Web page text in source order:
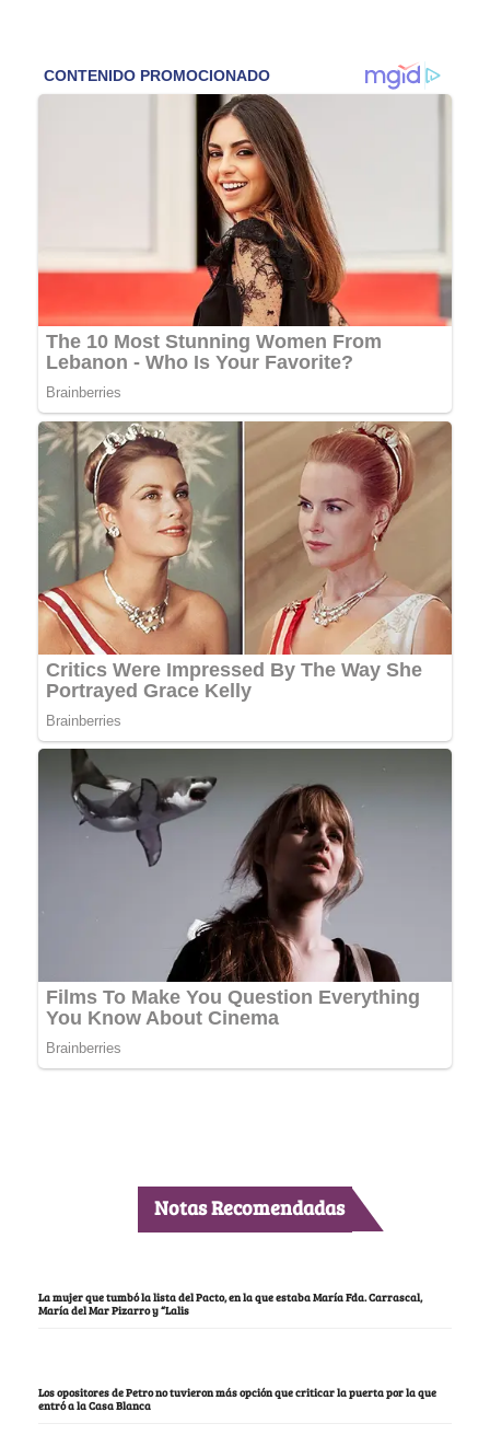
Notas Recomendadas
La mujer que tumbó la lista del Pacto, en la que estaba María Fda. Carrascal,
María del Mar Pizarro y “Lalis
Los opositores de Petro no tuvieron más opción que criticar la puerta por la que
entró a la Casa Blanca